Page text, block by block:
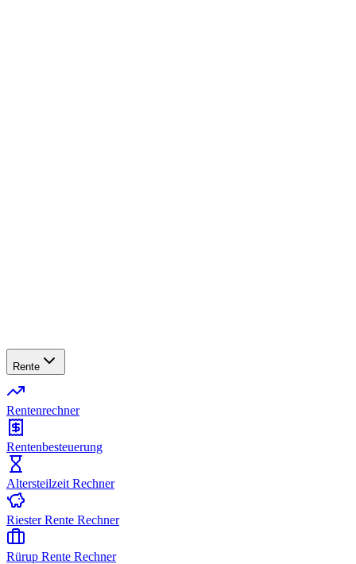
Rente
Rentenrechner
Rentenbesteuerung
Altersteilzeit Rechner
Riester Rente Rechner
Rürup Rente Rechner